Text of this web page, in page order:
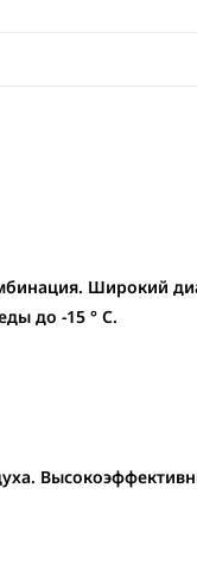
Широкий
до -15 ° C.